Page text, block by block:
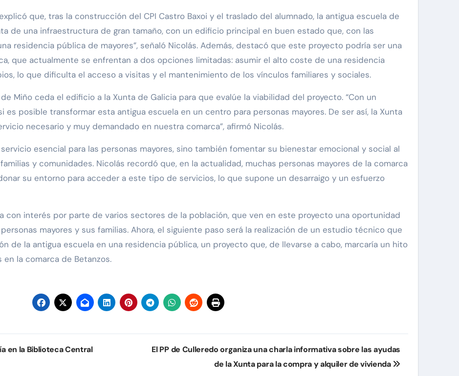
que, tras la construcción del CPI Castro Baxoi y el traslado del alumnado, la antigua escuela de
de una infraestructura de gran tamaño, con un edificio principal en buen estado que, con las
residencia pública de mayores”, señaló Nicolás. Además, destacó que este proyecto podría ser una
que actualmente se enfrentan a dos opciones limitadas: asumir el alto coste de una residencia
lo que dificulta el acceso a visitas y el mantenimiento de los vínculos familiares y sociales.
Miño ceda el edificio a la Xunta de Galicia para que evalúe la viabilidad del proyecto. “Con un
posible transformar esta antigua escuela en un centro para personas mayores. De ser así, la Xunta
necesario y muy demandado en nuestra comarca”, afirmó Nicolás.
esencial para las personas mayores, sino también fomentar su bienestar emocional y social al
y comunidades. Nicolás recordó que, en la actualidad, muchas personas mayores de la comarca
su entorno para acceder a este tipo de servicios, lo que supone un desarraigo y un esfuerzo
con interés por parte de varios sectores de la población, que ven en este proyecto una oportunidad
mayores y sus familias. Ahora, el siguiente paso será la realización de un estudio técnico que
de la antigua escuela en una residencia pública, un proyecto que, de llevarse a cabo, marcaría un hito
la comarca de Betanzos.
en la Biblioteca Central
El PP de Culleredo organiza una charla informativa sobre las ayudas
de la Xunta para la compra y alquiler de vivienda